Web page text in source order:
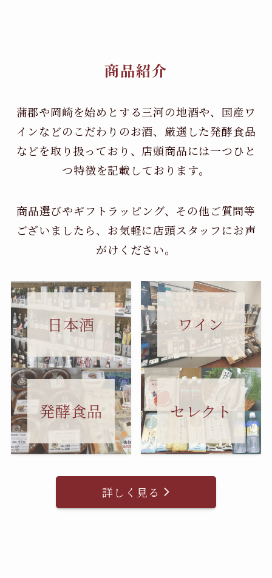
商品紹介
蒲郡や岡崎を始めとする三河の地酒や、国産ワ
インなどのこだわりのお酒、 厳選した発酵食品
などを取り扱っており、店頭商品には一つひと
つ特徴を記載しております。
商品選びやギフトラッピング、その他ご質問等
ございましたら、お気軽に店頭スタッフにお声
がけください。
日本酒 ワイン
発酵食品 セレクト
詳しく見る